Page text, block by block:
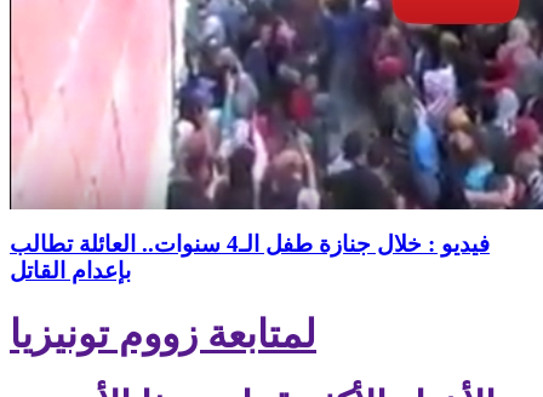
فيديو : خلال جنازة طفل الـ4 سنوات.. العائلة تطالب
بإعدام القاتل
لمتابعة زووم تونيزيا